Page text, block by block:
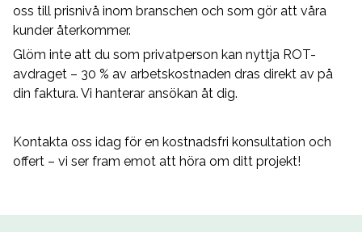
oss till prisnivå inom branschen och som gör att våra
kunder återkommer.
Glöm inte att du som privatperson kan nyttja ROT-
avdraget – 30 % av arbetskostnaden dras direkt av på
din faktura. Vi hanterar ansökan åt dig.
Kontakta oss idag för en kostnadsfri konsultation och
offert – vi ser fram emot att höra om ditt projekt!